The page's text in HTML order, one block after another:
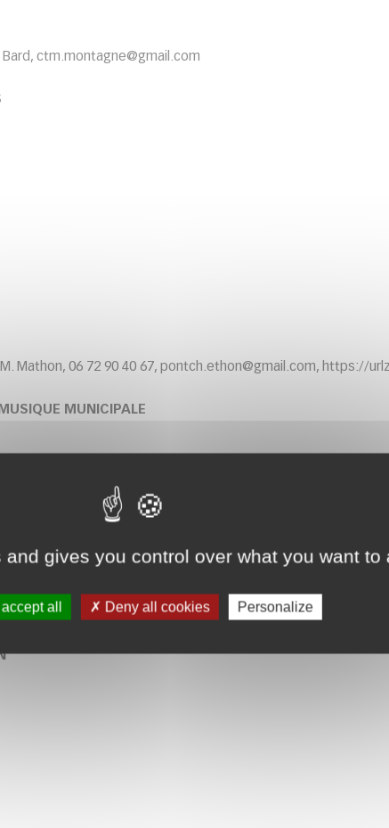
gives you control over what you want to
all Deny all cookies Personalize
ctm.montagne@gmail.com
Mathon, 06 72 90 40 67, pontch.ethon@gmail.com, https://
MUNICIPALE